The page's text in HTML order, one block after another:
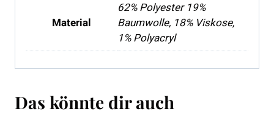
Material
62% Polyester 19%
Baumwolle, 18% Viskose,
1% Polyacryl
Das könnte dir auch